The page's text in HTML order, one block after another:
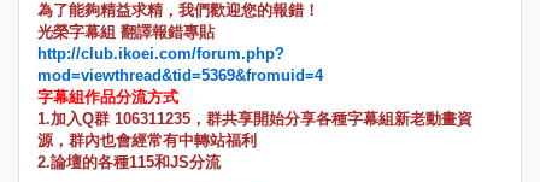
為了能夠精益求精，我們歡迎您的報錯！
光榮字幕組 翻譯報錯專貼
http://club.ikoei.com/forum.php?
mod=viewthread&tid=5369&fromuid=4
字幕組作品分流方式
1.加入Q群 106311235，群共享開始分享各種字幕組新老動畫資
源，群內也會經常有中轉站福利
2.論壇的各種115和JS分流